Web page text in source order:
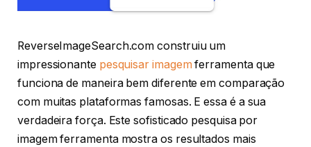
ReverseImageSearch.com construiu um
impressionante pesquisar imagem ferramenta que
funciona de maneira bem diferente em comparação
com muitas plataformas famosas. E essa é a sua
verdadeira força. Este sofisticado pesquisa por
imagem ferramenta mostra os resultados mais